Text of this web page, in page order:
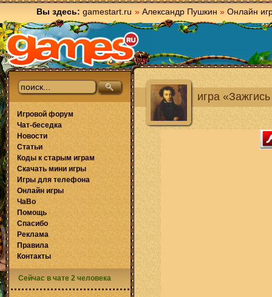
Вы здесь: gamestart.ru » Александр Пушкин » Онлайн
игра
Игровой форум
Чат-беседка
Новости
Статьи
Коды к старым играм
Скачать мини игры
Игры для телефона
Онлайн игры
ЧаВо
Помощь
Спасибо
Реклама
Правила
Контакты
Сейчас в чате 2 человека